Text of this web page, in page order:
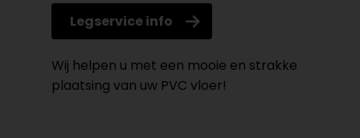
Legservice info
Wij helpen u met een mooie en strakke
plaatsing van uw PVC vloer!